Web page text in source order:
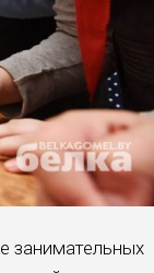
занимательных